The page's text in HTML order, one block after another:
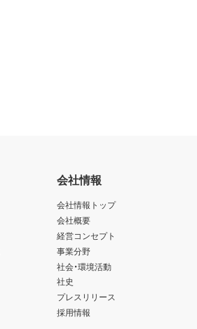
会社情報
会社情報トップ
会社概要
経営コンセプト
事業分野
社会・環境活動
社史
プレスリリース
採用情報